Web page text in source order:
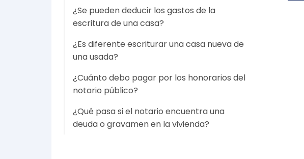
¿Se pueden deducir los gastos de la
escritura de una casa?
¿Es diferente escriturar una casa nueva de
una usada?
¿Cuánto debo pagar por los honorarios del
notario público?
¿Qué pasa si el notario encuentra una
deuda o gravamen en la vivienda?